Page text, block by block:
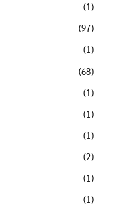
(1)
(97)
(1)
(68)
(1)
(1)
(1)
(2)
(1)
(1)